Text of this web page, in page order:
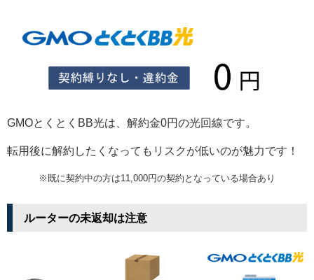
GMOとくとくBB光は、解約金0円の光回線です。
転用後に解約したくなってもリスクが低いのが魅力です！
※既に契約中の方は11,000円の契約となっている場合あり
ルーターの未返却は注意